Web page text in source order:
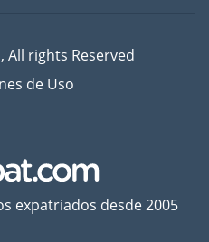
All rights Reserved
de Uso
expatriados desde 2005